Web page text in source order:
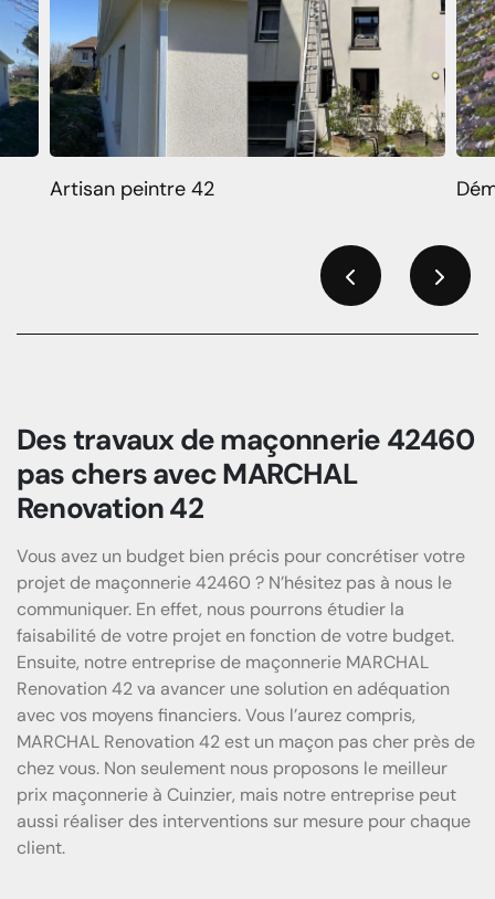
Artisan peintre 42
Des travaux de maçonnerie 42460
pas chers avec MARCHAL
Renovation 42
Vous avez un budget bien précis pour concrétiser votre
projet de maçonnerie 42460 ? N’hésitez pas à nous le
communiquer. En effet, nous pourrons étudier la
faisabilité de votre projet en fonction de votre budget.
Ensuite, notre entreprise de maçonnerie MARCHAL
Renovation 42 va avancer une solution en adéquation
avec vos moyens financiers. Vous l’aurez compris,
MARCHAL Renovation 42 est un maçon pas cher près de
chez vous. Non seulement nous proposons le meilleur
prix maçonnerie à Cuinzier, mais notre entreprise peut
aussi réaliser des interventions sur mesure pour chaque
client.